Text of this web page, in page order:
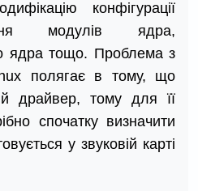
конфігурації
модулів ядра,
ядра тощо. Проблема з
полягає в тому, що
драйвер, тому для її
спочатку визначити
у звуковій карті